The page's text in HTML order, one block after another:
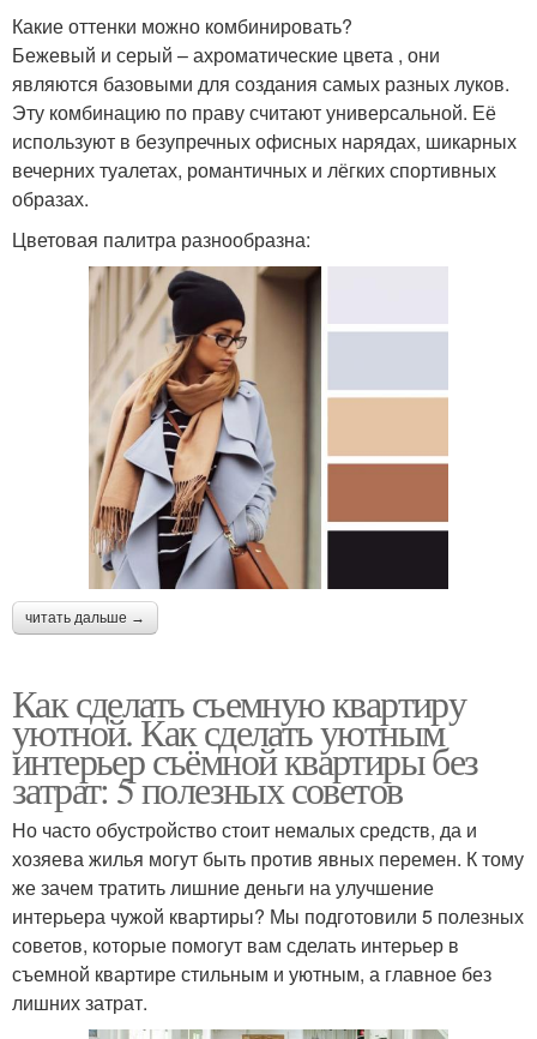
Какие оттенки можно комбинировать?
Бежевый и серый – ахроматические цвета , они
являются базовыми для создания самых разных луков.
Эту комбинацию по праву считают универсальной. Её
используют в безупречных офисных нарядах, шикарных
вечерних туалетах, романтичных и лёгких спортивных
образах.
Цветовая палитра разнообразна:
читать дальше →
Как сделать съемную квартиру
уютной. Как сделать уютным
интерьер съёмной квартиры без
затрат: 5 полезных советов
Но часто обустройство стоит немалых средств, да и
хозяева жилья могут быть против явных перемен. К тому
же зачем тратить лишние деньги на улучшение
интерьера чужой квартиры? Мы подготовили 5 полезных
советов, которые помогут вам сделать интерьер в
съемной квартире стильным и уютным, а главное без
лишних затрат.